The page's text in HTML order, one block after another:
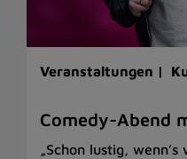
Veranstaltungen |
Comedy-Abend
„Schon lustig,